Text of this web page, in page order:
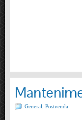
General Postvenda